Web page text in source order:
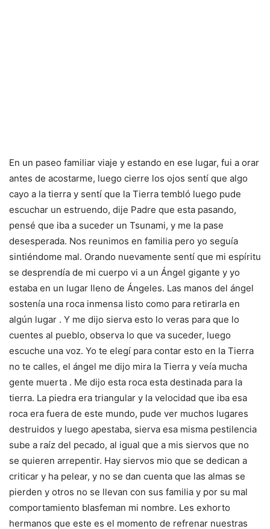
En un paseo familiar viaje y estando en ese lugar, fui a orar
antes de acostarme, luego cierre los ojos sentí que algo
cayo a la tierra y sentí que la Tierra tembló luego pude
escuchar un estruendo, dije Padre que esta pasando,
pensé que iba a suceder un Tsunami, y me la pase
desesperada. Nos reunimos en familia pero yo seguía
sintiéndome mal. Orando nuevamente sentí que mi espíritu
se desprendía de mi cuerpo vi a un Ángel gigante y yo
estaba en un lugar lleno de Ángeles. Las manos del ángel
sostenía una roca inmensa listo como para retirarla en
algún lugar . Y me dijo sierva esto lo veras para que lo
cuentes al pueblo, observa lo que va suceder, luego
escuche una voz. Yo te elegí para contar esto en la Tierra
no te calles, el ángel me dijo mira la Tierra y veía mucha
gente muerta . Me dijo esta roca esta destinada para la
tierra. La piedra era triangular y la velocidad que iba esa
roca era fuera de este mundo, pude ver muchos lugares
destruidos y luego apestaba, sierva esa misma pestilencia
sube a raíz del pecado, al igual que a mis siervos que no
se quieren arrepentir. Hay siervos mio que se dedican a
criticar y ha pelear, y no se dan cuenta que las almas se
pierden y otros no se llevan con sus familia y por su mal
comportamiento blasfeman mi nombre. Les exhorto
hermanos que este es el momento de refrenar nuestras